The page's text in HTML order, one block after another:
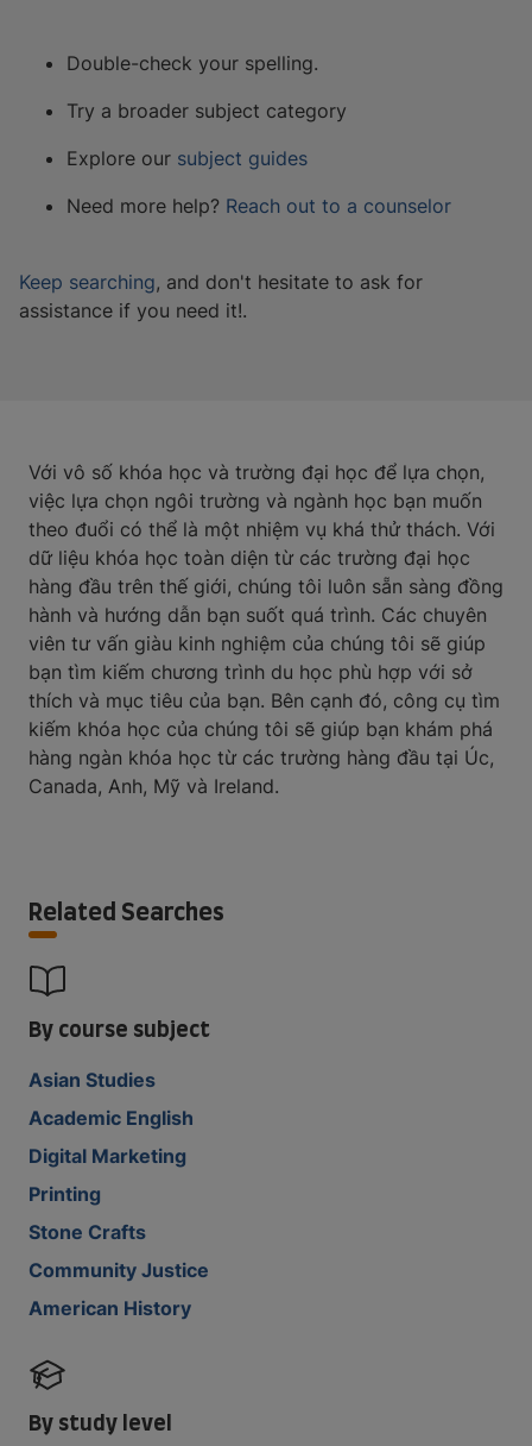
Double-check your spelling.
Try a broader subject category
Explore our subject guides
Need more help? Reach out to a counselor
Keep searching, and don't hesitate to ask for
assistance if you need it!.
Với vô số khóa học và trường đại học để lựa chọn,
việc lựa chọn ngôi trường và ngành học bạn muốn
theo đuổi có thể là một nhiệm vụ khá thử thách. Với
dữ liệu khóa học toàn diện từ các trường đại học
hàng đầu trên thế giới, chúng tôi luôn sẵn sàng đồng
hành và hướng dẫn bạn suốt quá trình. Các chuyên
viên tư vấn giàu kinh nghiệm của chúng tôi sẽ giúp
bạn tìm kiếm chương trình du học phù hợp với sở
thích và mục tiêu của bạn. Bên cạnh đó, công cụ tìm
kiếm khóa học của chúng tôi sẽ giúp bạn khám phá
hàng ngàn khóa học từ các trường hàng đầu tại Úc,
Canada, Anh, Mỹ và Ireland.
Related Searches
By course subject
Asian Studies
Academic English
Digital Marketing
Printing
Stone Crafts
Community Justice
American History
By study level